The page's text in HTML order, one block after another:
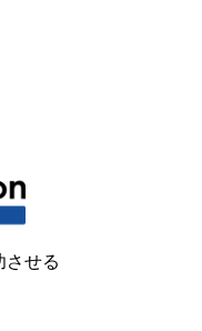
させる